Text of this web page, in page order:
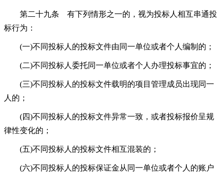
第二十九条 有下列情形之一的，视为投标人相互串通投
标行为：
(一)不同投标人的投标文件由同一单位或者个人编制的；
(二)不同投标人委托同一单位或者个人办理投标事宜的；
(三)不同投标人的投标文件载明的项目管理成员出现同一
人的；
(四)不同投标人的投标文件异常一致，或者投标报价呈规
律性变化的；
(五)不同投标人的投标文件相互混装的；
(六)不同投标人的投标保证金从同一单位或者个人的账户